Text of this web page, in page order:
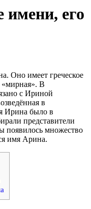
его
Оно имеет греческое
«мирная». В
с Ириной
в
Ирина было в
представители
множество
имя Арина.